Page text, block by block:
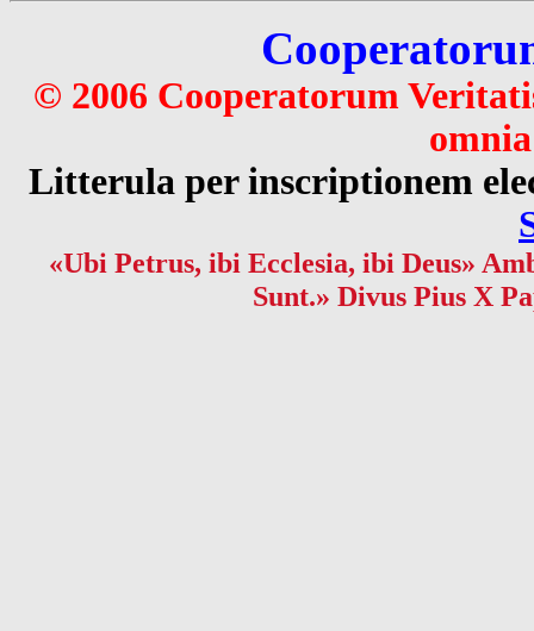
© 2006 Cooperatorum
Litterula per inscriptionem
«Ubi Petrus, ibi Ecclesia, ibi Deus»
Sunt.» Divus Pius X